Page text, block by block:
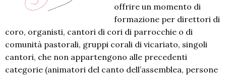
offrire un momento di
formazione per direttori di
coro, organisti, cantori di cori di parrocchie o di
comunità pastorali, gruppi corali di vicariato, singoli
cantori, che non appartengono alle precedenti
categorie (animatori del canto dell’assemblea, persone